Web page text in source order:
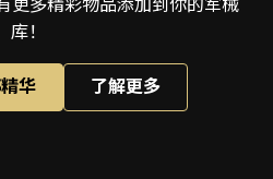
更多精彩物品添加到你的军械
库！
华 了解更多